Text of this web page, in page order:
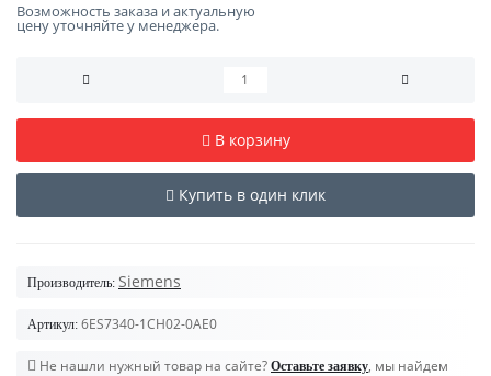
Возможность заказа и актуальную
цену уточняйте у менеджера.
В корзину
Купить в один клик
Производитель: Siemens
Артикул: 6ES7340-1CH02-0AE0
Не нашли нужный товар на сайте? Оставьте заявку, мы найдем